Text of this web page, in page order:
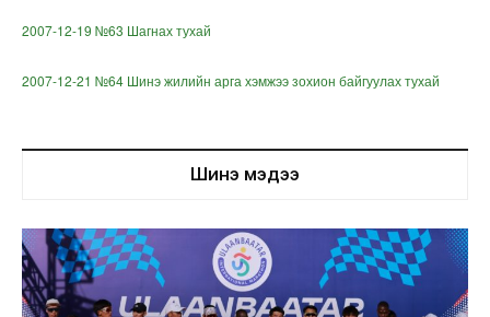
2007-12-19 №63 Шагнах тухай
2007-12-21 №64 Шинэ жилийн арга хэмжээ зохион байгуулах тухай
Шинэ мэдээ